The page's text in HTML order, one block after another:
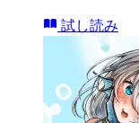
試し読み